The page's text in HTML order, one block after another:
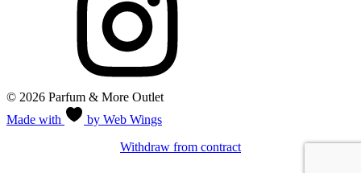
© 2026 Parfum & More Outlet
Made with
by Web Wings
Withdraw from contract